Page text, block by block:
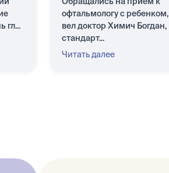
гл...
Обращались на прием к
офтальмологу с
вел доктор Химич Богдан,
стандарт...
Читать далее